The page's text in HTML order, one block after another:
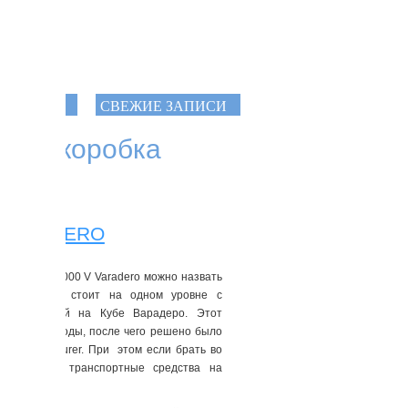
СВЕЖИЕ ЗАПИСИ
коробка
XL 1000 V Varadero можно назвать
который стоит на одном уровне с
пляжей на Кубе Варадеро. Этот
по 2012 годы, после чего решено было
Crosstourer. При этом если брать во
то эти транспортные средства на